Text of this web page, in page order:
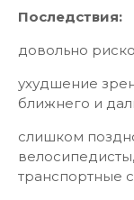
Последствия:
довольно
ухудшение
ближнего и
слишком
транспортные